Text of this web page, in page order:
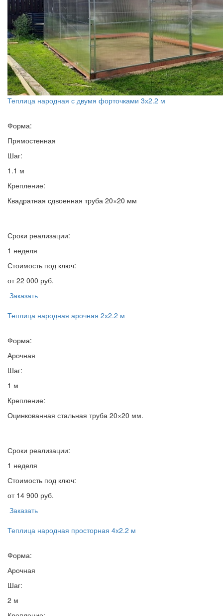
Теплица народная с двумя форточками 3х2.2 м
Форма:
Прямостенная
Шаг:
1.1 м
Крепление:
Квадратная сдвоенная труба 20×20 мм
Сроки реализации:
1 неделя
Стоимость под ключ:
от 22 000 руб.
Заказать
Теплица народная арочная 2х2.2 м
Форма:
Арочная
Шаг:
1 м
Крепление:
Оцинкованная стальная труба 20×20 мм.
Сроки реализации:
1 неделя
Стоимость под ключ:
от 14 900 руб.
Заказать
Теплица народная просторная 4х2.2 м
Форма:
Арочная
Шаг:
2 м